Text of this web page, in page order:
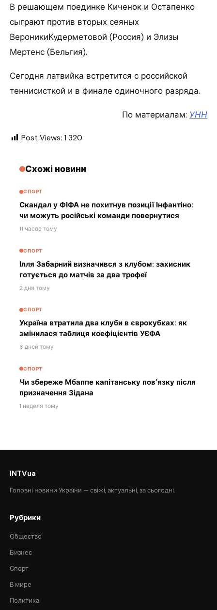
В решающем поединке Киченок и Остапенко
сыграют против вторых сеяных
ВероникиКудерметовой (Россия) и Элизы
Мертенс (Бельгия).
Сегодня латвийка встретится с российской
теннисисткой и в финале одиночного разряда.
По материалам: УНН
Post Views: 1 320
Схожі новини
СПОРТ
Скандал у ФІФА не похитнув позиції Інфантіно:
чи можуть російські команди повернутися
11 часов тому
СПОРТ
Ілля Забарний визначився з клубом: захисник
готується до матчів за два трофеї
2 дня тому
СПОРТ
Україна втратила два клуби в єврокубках: як
змінилася таблиця коефіцієнтів УЄФА
6 дней тому
СПОРТ
Чи збереже Мбаппе капітанську пов’язку після
призначення Зідана
1 неделя тому
INTVua
Головні новини України — свіжі, актуальні, за сьогодні.
Рубрики
Общество
Бизнес
Спорт
В мире
Политика